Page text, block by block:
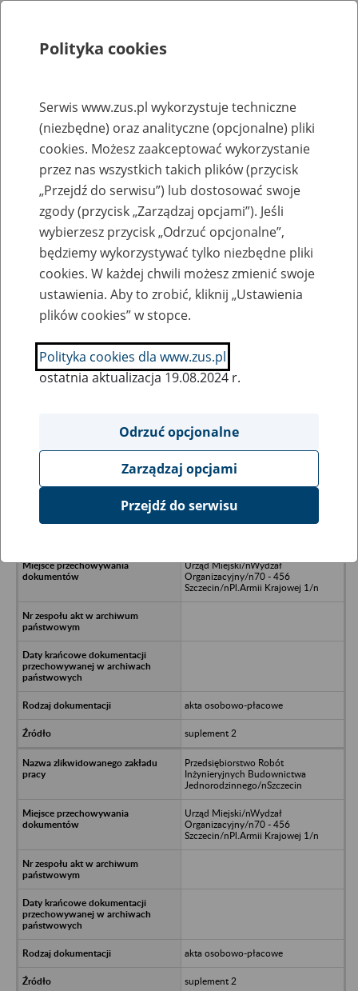
Rejestry, ewidencje i archiwa
Baza zlikwidowanych lub
przekształconych zakładów pracy
Nazwa zakładu pracy:
SZUKAJ
Ukryj wszystkie pozycje bazy
Dom Pracownika
Urząd Miejski/nWydzał
Organizacyjny/n70 - 456
Szczecin/nPl.Armii Krajowej 1/n
akta osobowo-płacowe
suplement 2
Przedsiębiorstwo Robót
Inżynieryjnych Budownictwa
Jednorodzinnego/nSzczecin
Urząd Miejski/nWydzał
Organizacyjny/n70 - 456
Szczecin/nPl.Armii Krajowej 1/n
akta osobowo-płacowe
suplement 2
Polityka cookies
Serwis www.zus.pl wykorzystuje techniczne
(niezbędne) oraz analityczne (opcjonalne) pliki
cookies. Możesz zaakceptować wykorzystanie
przez nas wszystkich takich plików (przycisk
„Przejdź do serwisu”) lub dostosować swoje
zgody (przycisk „Zarządzaj opcjami”). Jeśli
wybierzesz przycisk „Odrzuć opcjonalne”,
będziemy wykorzystywać tylko niezbędne pliki
cookies. W każdej chwili możesz zmienić swoje
ustawienia. Aby to zrobić, kliknij „Ustawienia
plików cookies” w stopce.
Polityka cookies dla www.zus.pl
ostatnia aktualizacja 19.08.2024 r.
Odrzuć opcjonalne
Zarządzaj opcjami
Przejdź do serwisu